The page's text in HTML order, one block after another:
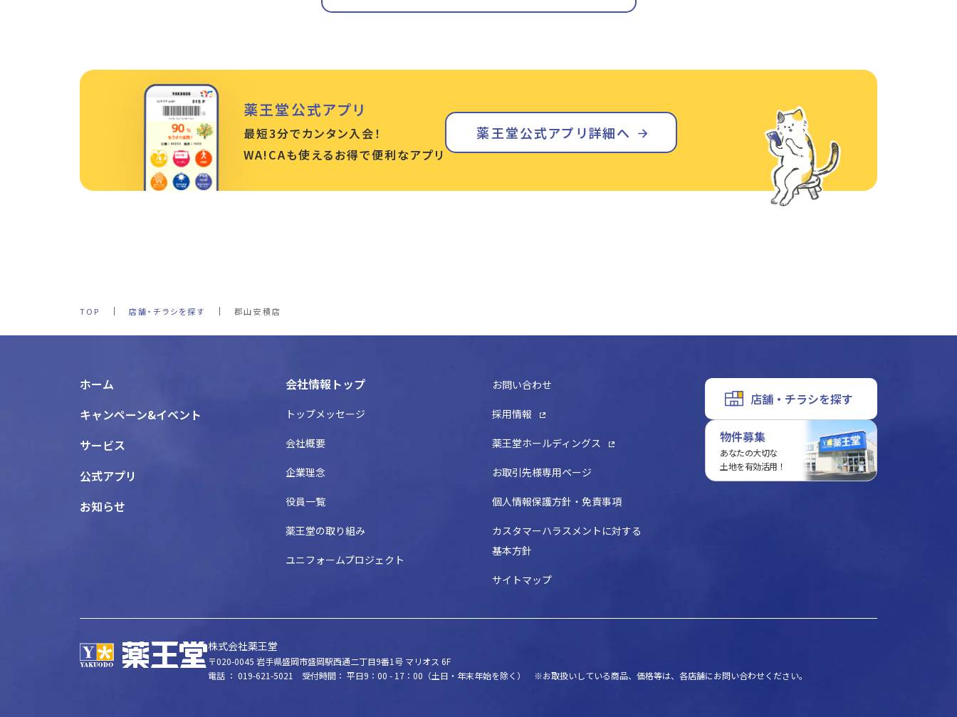
薬王堂公式アプリ
最短3分でカンタン入会！
WA!CAも使えるお得で便利なアプリ
薬王堂公式アプリ詳細へ
TOP 店舗・チラシを探す 郡山安積店
ホーム
キャンペーン&イベント
サービス
公式アプリ
お知らせ
会社情報トップ
トップメッセージ
会社概要
企業理念
役員一覧
薬王堂の取り組み
ユニフォームプロジェクト
お問い合わせ
採用情報
薬王堂ホールディングス
お取引先様専用ページ
個人情報保護方針・免責事項
カスタマーハラスメントに対する
基本方針
サイトマップ
店舗・チラシを探す
物件募集
あなたの大切な
土地を有効活用！
株式会社薬王堂
〒020-0045 岩手県盛岡市盛岡駅西通二丁目9番1号 マリオス 6F
電話 ： 019-621-5021 受付時間： 平日9：00 - 17：00（土日・年末年始を除く） ※お取扱いしている商品、価格等は、各店舗にお問い合わせください。